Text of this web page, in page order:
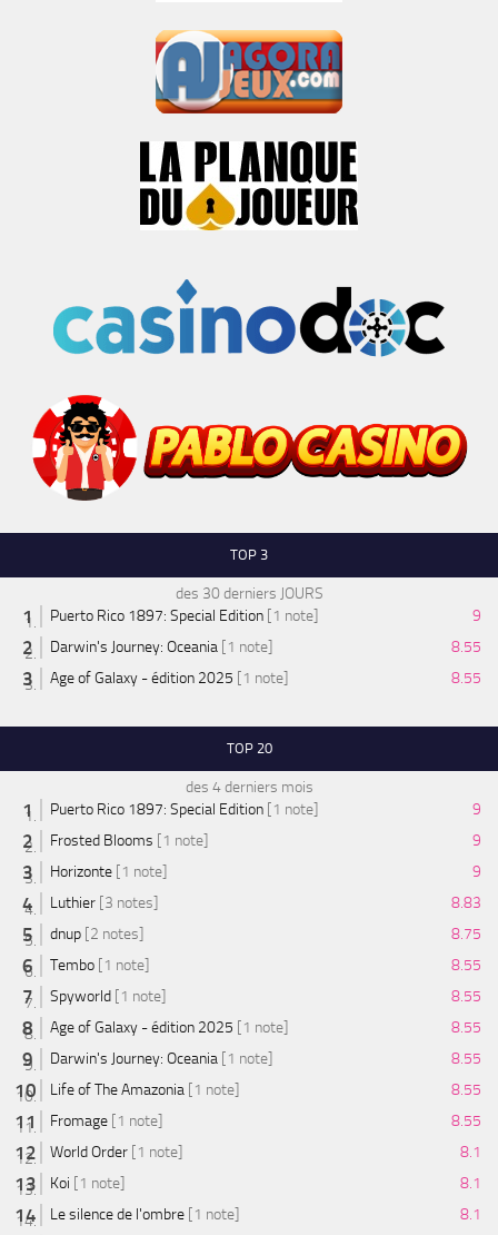
TOP 3
des 30 derniers JOURS
Puerto Rico 1897: Special Edition [1 note]
9
Darwin's Journey: Oceania [1 note]
8.55
Age of Galaxy - édition 2025 [1 note] 8.55
TOP 20
des 4 derniers mois
Puerto Rico 1897: Special Edition [1 note]
9
Frosted Blooms [1 note]
9
Horizonte [1 note]
9
Luthier [3 notes]
8.83
dnup [2 notes]
8.75
Tembo [1 note]
8.55
Spyworld [1 note]
8.55
Age of Galaxy - édition 2025 [1 note]
8.55
Darwin's Journey: Oceania [1 note]
8.55
Life of The Amazonia [1 note]
8.55
Fromage [1 note]
8.55
World Order [1 note]
8.1
Koi [1 note]
8.1
Le silence de l'ombre [1 note]
8.1